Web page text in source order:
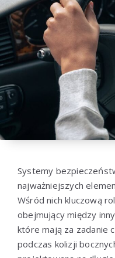
Systemy
najważniejszych
Wśród nich kluczową
obejmujący między
które mają za zadanie
podczas kolizji